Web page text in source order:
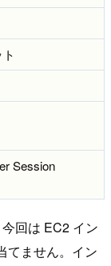
Session
回は EC2 イン
てません。イン